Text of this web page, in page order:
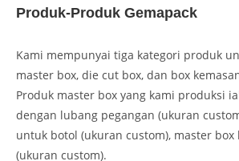
Produk-Produk Gemapack
Kami mempunyai tiga kategori produk
master box, die cut box, dan box
Produk master box yang kami produksi
dengan lubang pegangan (ukuran
untuk botol (ukuran custom), master box
(ukuran custom).